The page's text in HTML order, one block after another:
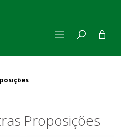
Proposições